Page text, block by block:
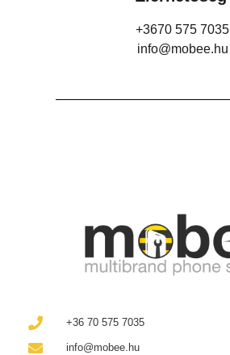
+3670 575 7035
info@mobee.hu
+36 70 575 7035
info@mobee.hu